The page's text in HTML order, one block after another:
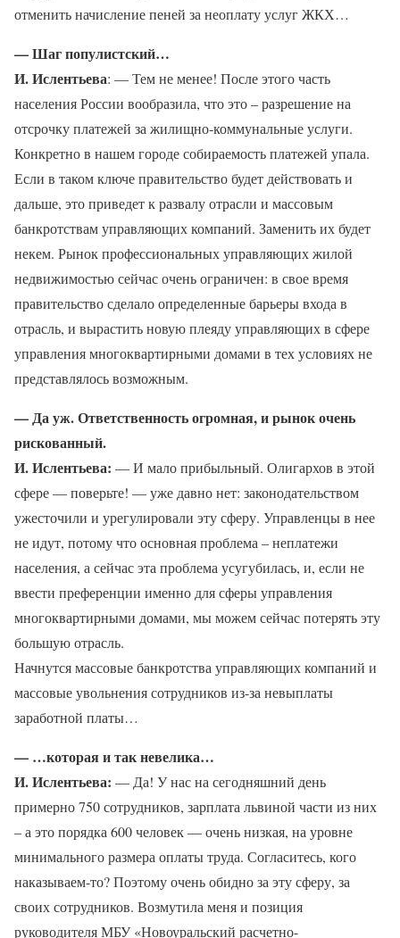
отменить начисление пеней за неоплату услуг ЖКХ…
— Шаг популистский…
И. Ислентьева: — Тем не менее! После этого часть
населения России вообразила, что это – разрешение на
отсрочку платежей за жилищно-коммунальные услуги.
Конкретно в нашем городе собираемость платежей упала.
Если в таком ключе правительство будет действовать и
дальше, это приведет к развалу отрасли и массовым
банкротствам управляющих компаний. Заменить их будет
некем. Рынок профессиональных управляющих жилой
недвижимостью сейчас очень ограничен: в свое время
правительство сделало определенные барьеры входа в
отрасль, и вырастить новую плеяду управляющих в сфере
управления многоквартирными домами в тех условиях не
представлялось возможным.
— Да уж. Ответственность огромная, и рынок очень
рискованный.
И. Ислентьева: — И мало прибыльный. Олигархов в этой
сфере — поверьте! — уже давно нет: законодательством
ужесточили и урегулировали эту сферу. Управленцы в нее
не идут, потому что основная проблема – неплатежи
населения, а сейчас эта проблема усугубилась, и, если не
ввести преференции именно для сферы управления
многоквартирными домами, мы можем сейчас потерять эту
большую отрасль.
Начнутся массовые банкротства управляющих компаний и
массовые увольнения сотрудников из-за невыплаты
заработной платы…
— …которая и так невелика…
И. Ислентьева: — Да! У нас на сегодняшний день
примерно 750 сотрудников, зарплата львиной части из них
– а это порядка 600 человек — очень низкая, на уровне
минимального размера оплаты труда. Согласитесь, кого
наказываем-то? Поэтому очень обидно за эту сферу, за
своих сотрудников. Возмутила меня и позиция
руководителя МБУ «Новоуральский расчетно-